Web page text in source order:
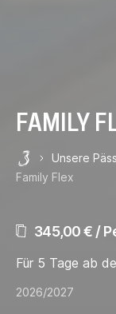
FAMILY
Les 3 Vallées
Unsere
Family Flex
345,00 € /
Für 5 Tage ab
2026/2027